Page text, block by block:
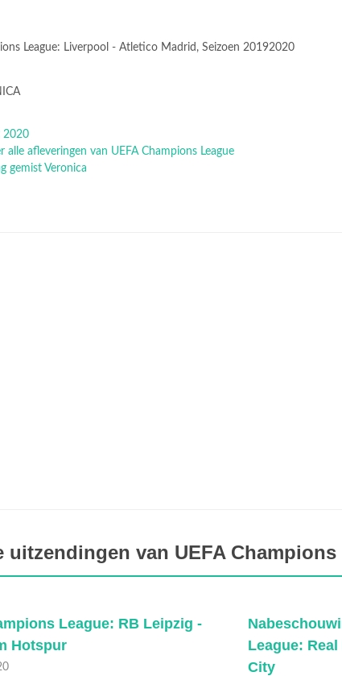
League: Liverpool - Atletico Madrid, Seizoen 20192020
2020
alle afleveringen van UEFA Champions League
gemist Veronica
uitzendingen van UEFA Champions
League: RB Leipzig -
Hotspur
League:
City